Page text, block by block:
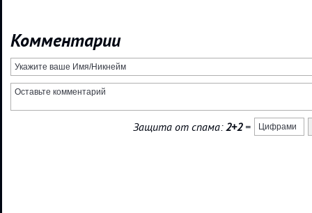
Комментарии
Защита от спама:2+2=